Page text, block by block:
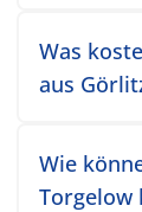
Was
aus
Toggle
Wie
Torgelow
Toggle